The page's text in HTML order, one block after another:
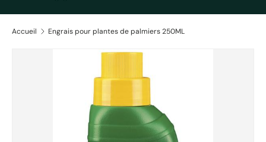
Accueil Engrais pour plantes de palmiers 250ML